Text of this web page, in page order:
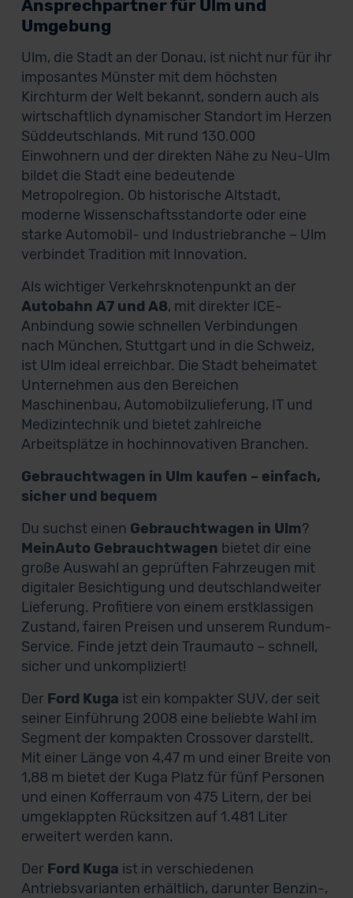
Ansprechpartner für Ulm und
Umgebung
Ulm, die Stadt an der Donau, ist nicht nur für ihr
imposantes Münster mit dem höchsten
Kirchturm der Welt bekannt, sondern auch als
wirtschaftlich dynamischer Standort im Herzen
Süddeutschlands. Mit rund 130.000
Einwohnern und der direkten Nähe zu Neu-Ulm
bildet die Stadt eine bedeutende
Metropolregion. Ob historische Altstadt,
moderne Wissenschaftsstandorte oder eine
starke Automobil- und Industriebranche – Ulm
verbindet Tradition mit Innovation.
Als wichtiger Verkehrsknotenpunkt an der
Autobahn A7 und A8, mit direkter ICE-
Anbindung sowie schnellen Verbindungen
nach München, Stuttgart und in die Schweiz,
ist Ulm ideal erreichbar. Die Stadt beheimatet
Unternehmen aus den Bereichen
Maschinenbau, Automobilzulieferung, IT und
Medizintechnik und bietet zahlreiche
Arbeitsplätze in hochinnovativen Branchen.
Gebrauchtwagen in Ulm kaufen – einfach,
sicher und bequem
Du suchst einen Gebrauchtwagen in Ulm?
MeinAuto Gebrauchtwagen bietet dir eine
große Auswahl an geprüften Fahrzeugen mit
digitaler Besichtigung und deutschlandweiter
Lieferung. Profitiere von einem erstklassigen
Zustand, fairen Preisen und unserem Rundum-
Service. Finde jetzt dein Traumauto – schnell,
sicher und unkompliziert!
Der Ford Kuga ist ein kompakter SUV, der seit
seiner Einführung 2008 eine beliebte Wahl im
Segment der kompakten Crossover darstellt.
Mit einer Länge von 4,47 m und einer Breite von
1,88 m bietet der Kuga Platz für fünf Personen
und einen Kofferraum von 475 Litern, der bei
umgeklappten Rücksitzen auf 1.481 Liter
erweitert werden kann.
Der Ford Kuga ist in verschiedenen
Antriebsvarianten erhältlich, darunter Benzin-,